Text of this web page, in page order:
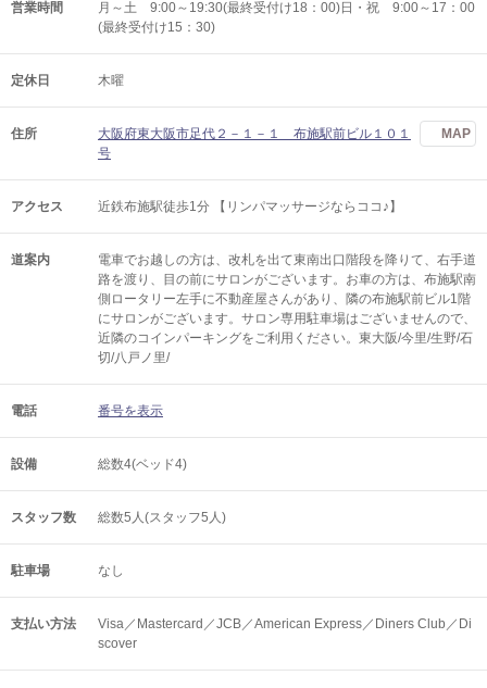
営業時間
月～土 9:00～19:30(最終受付け18：00)日・祝 9:00～17：00
(最終受付け15：30)
定休日 木曜
住所
大阪府東大阪市足代２－１－１ 布施駅前ビル１０１
号
MAP
アクセス 近鉄布施駅徒歩1分 【リンパマッサージならココ♪】
道案内
電車でお越しの方は、改札を出て東南出口階段を降りて、右手道
路を渡り、目の前にサロンがございます。お車の方は、布施駅南
側ロータリー左手に不動産屋さんがあり、隣の布施駅前ビル1階
にサロンがございます。サロン専用駐車場はございませんので、
近隣のコインパーキングをご利用ください。東大阪/今里/生野/石
切/八戸ノ里/
電話 番号を表示
設備 総数4(ベッド4)
スタッフ数 総数5人(スタッフ5人)
駐車場 なし
支払い方法
Visa／Mastercard／JCB／American Express／Diners Club／Di
scover